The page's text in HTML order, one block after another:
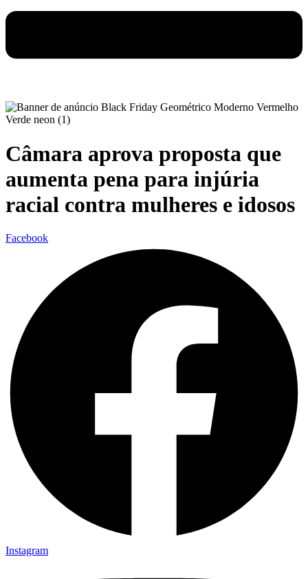
Câmara aprova proposta que
aumenta pena para injúria
racial contra mulheres e idosos
Facebook
Instagram